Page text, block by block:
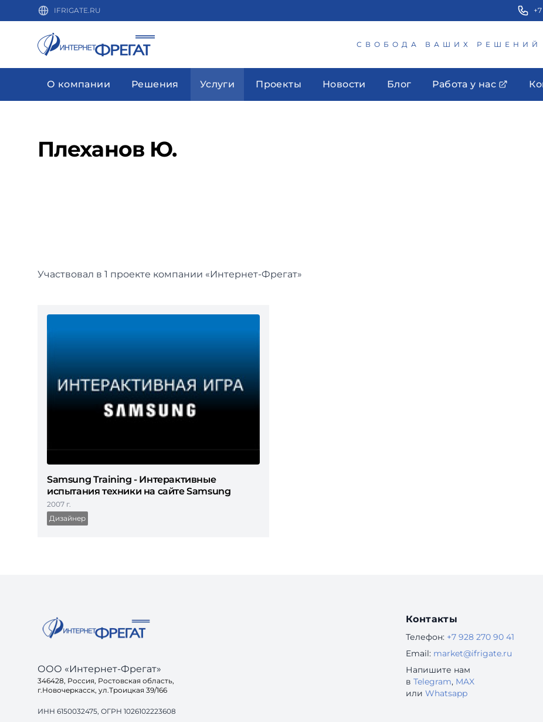
IFRIGATE.RU
СВОБОДА ВАШИХ РЕШЕНИЙ
О компании Решения Услуги Проекты Новости Блог Работа у нас
Плеханов Ю.
Участвовал в 1 проекте компании «Интернет-Фрегат»
Samsung Training - Интерактивные
испытания техники на сайте Samsung
2007 г.
Дизайнер
ООО «Интернет-Фрегат»
346428, Россия, Ростовская область,
г.Новочеркасск, ул.Троицкая 39/166
ИНН 6150032475, ОГРН 1026102223608
Контакты
Телефон: +7 928 270 90 41
Email: market@ifrigate.ru
Напишите нам
в Telegram, MAX
или Whatsapp